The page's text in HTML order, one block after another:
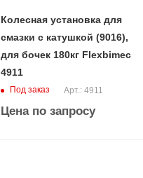
Колесная установка для
смазки с катушкой (9016),
для бочек 180кг Flexbimec
4911
Под заказ Арт.: 4911
Цена по запросу